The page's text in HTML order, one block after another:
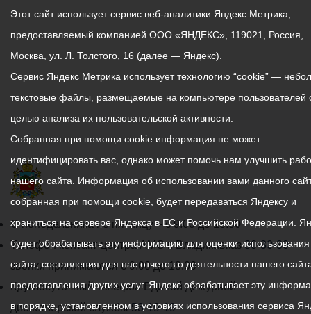
График
работы
администрации
местного
самоуправления
С понедельника по пятницу – с 9.00 до 18.00
Телефон контакт-центра АМС г. Владикавказ30-30-30
звонки принимаются с 9:00 до 18:00
Круглосуточный телефон Единой дежурной
диспетчерской службы53-19-19
Этот сайт использует сервис веб-аналитики Яндекс Метрика,
предоставляемый компанией ООО «ЯНДЕКС», 119021, Россия,
Москва, ул. Л. Толстого, 16 (далее — Яндекс).
Сервис Яндекс Метрика использует технологию “cookie” —
текстовые файлы, размещаемые на компьютере пользователей
целью анализа их пользовательской активности.
Собранная при помощи cookie информация не может
идентифицировать вас, однако может помочь нам улучшить
нашего сайта. Информация об использовании вами данного
собранная при помощи cookie, будет передаваться Яндексу и
храниться на сервере Яндекса в ЕС и Российской Федерации.
будет обрабатывать эту информацию для оценки
сайта, составления для нас отчетов о деятельности нашего
предоставления других услуг. Яндекс обрабатывает эту
в порядке, установленном в условиях использования сервиса